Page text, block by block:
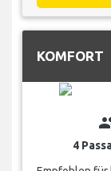
KOMFORT
4